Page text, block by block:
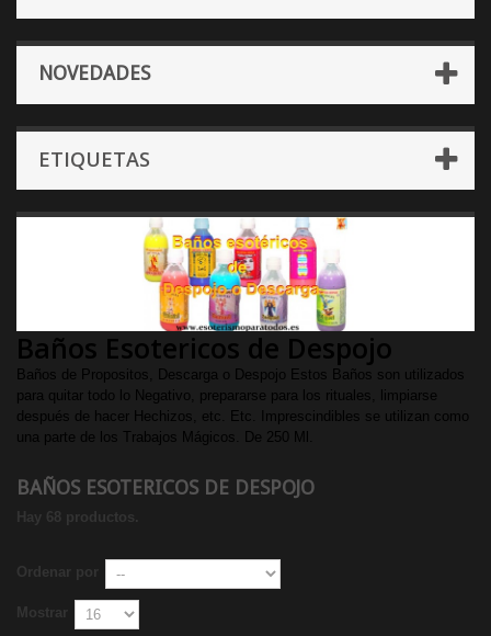
NOVEDADES
ETIQUETAS
Baños Esotericos de Despojo
Baños de Propositos, Descarga o Despojo Estos Baños son utilizados
para quitar todo lo Negativo, prepararse para los rituales, limpiarse
después de hacer Hechizos, etc. Etc. Imprescindibles se utilizan como
una parte de los Trabajos Mágicos. De 250 Ml.
BAÑOS ESOTERICOS DE DESPOJO
Hay 68 productos.
Ordenar por
Mostrar